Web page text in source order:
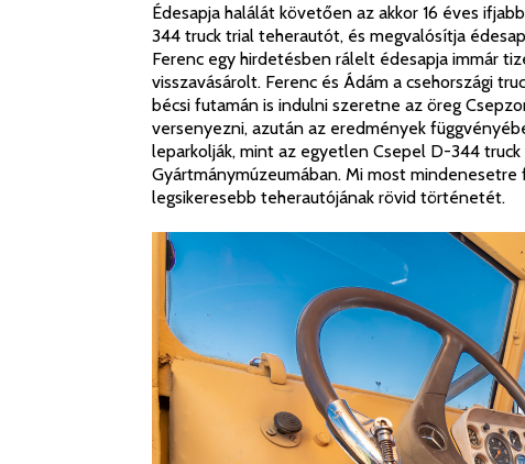
Édesapja halálát követően az akkor 16 éves
344 truck trial teherautót, és megvalósítja
Ferenc egy hirdetésben rálelt édesapja immár
visszavásárolt. Ferenc és Ádám a csehországi
bécsi futamán is indulni szeretne az öreg
versenyezni, azután az eredmények
leparkolják, mint az egyetlen Csepel D-344
Gyártmánymúzeumában. Mi most
legsikeresebb teherautójának rövid történetét.